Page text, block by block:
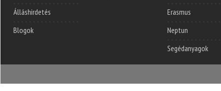
Álláshirdetés
Blogok
Erasmus
Neptun
Segédanyagok